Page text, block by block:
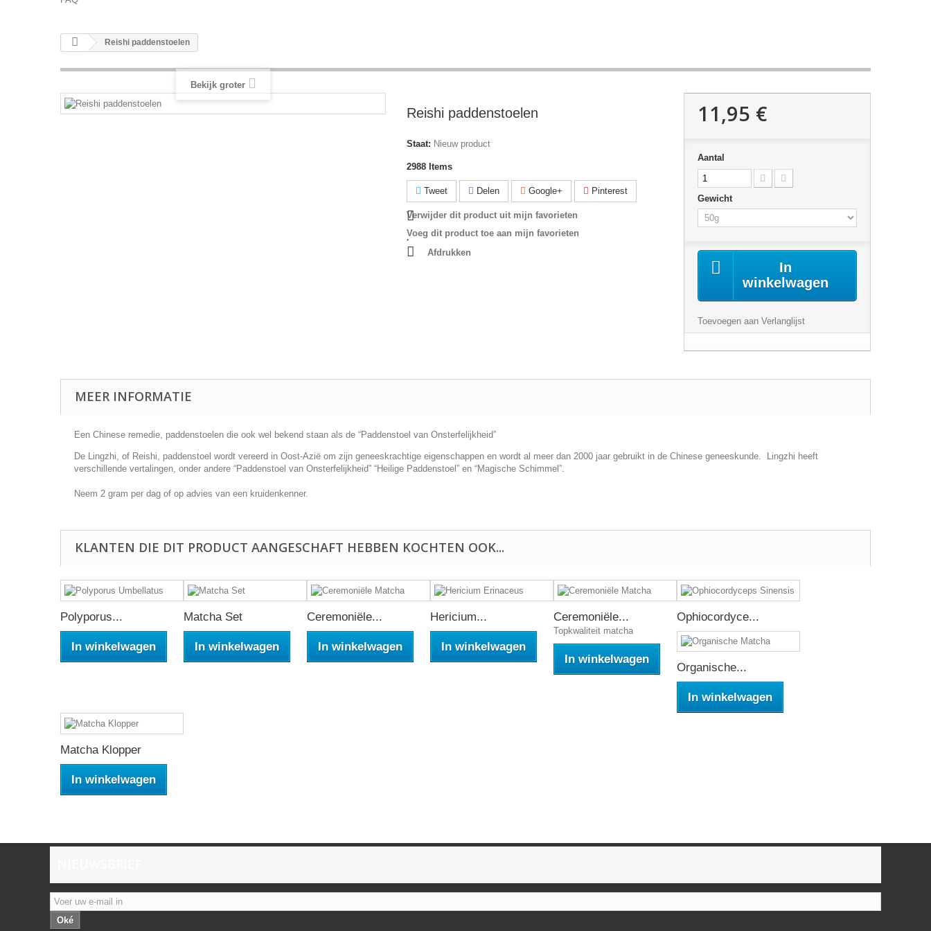
Reishi paddenstoelen
Bekijk groter
Reishi paddenstoelen
Staat: Nieuw product
2988 Items
Tweet Delen Google+ Pinterest
Verwijder dit product uit mijn favorieten
Voeg dit product toe aan mijn favorieten
Afdrukken
11,95 €
Aantal
Gewicht
In
winkelwagen
Toevoegen aan Verlanglijst
MEER INFORMATIE
Een Chinese remedie, paddenstoelen die ook wel bekend staan als de “Paddenstoel van Onsterfelijkheid”
De Lingzhi, of Reishi, paddenstoel wordt vereerd in Oost-Azië om zijn geneeskrachtige eigenschappen en wordt al meer dan 2000 jaar gebruikt in de Chinese geneeskunde. Lingzhi heeft
verschillende vertalingen, onder andere “Paddenstoel van Onsterfelijkheid” “Heilige Paddenstoel” en “Magische Schimmel”.
Neem 2 gram per dag of op advies van een kruidenkenner.
KLANTEN DIE DIT PRODUCT AANGESCHAFT HEBBEN KOCHTEN OOK...
Polyporus...
In winkelwagen
Matcha Set
In winkelwagen
Ceremoniële...
In winkelwagen
Hericium...
In winkelwagen
Ceremoniële...
Topkwaliteit matcha
In winkelwagen
Ophiocordyce...
Organische...
In winkelwagen
Matcha Klopper
In winkelwagen
Oké